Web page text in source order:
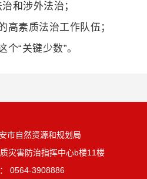
和涉外法治；
高素质法治工作队伍；
个“关键少数”。
市自然资源和规划局
灾害防治指挥中心b楼11楼
0564-3908886